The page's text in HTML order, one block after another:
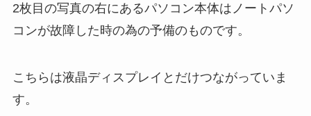
2枚目の写真の右にあるパソコン本体はノートパソ
コンが故障した時の為の予備のものです。
こちらは液晶ディスプレイとだけつながっていま
す。